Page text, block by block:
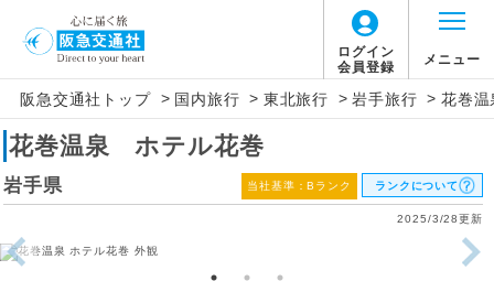
ログイン
会員登録
メニュー
阪急交通社トップ > 国内旅行 > 東北旅行 > 岩手旅行 > 花巻
花巻温泉 ホテル花巻
岩手県 当社基準：Bランク ランクについて
2025/3/28更新